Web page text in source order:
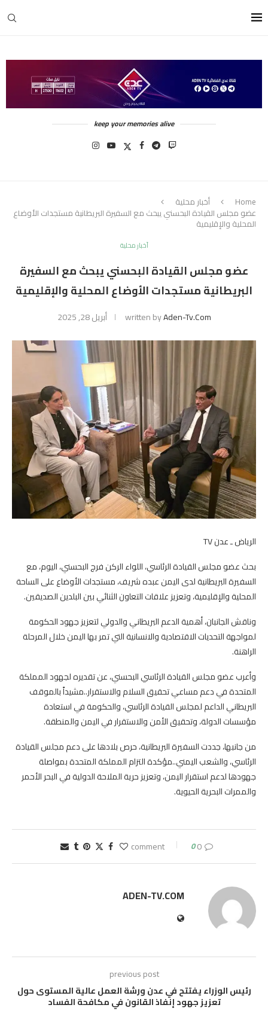
keep your memories alive
Home أخبار محلية
عضو مجلس القيادة البحسني يبحث مع السفيرة البريطانية مستجدات الأوضاع
المحلية والإقليمية
أخبار محلية
عضو مجلس القيادة البحسني يبحث مع السفيرة
البريطانية مستجدات الأوضاع المحلية والإقليمية
written byAden-Tv.com أبريل 28, 2025
الرياض ـ عدن TV
بحث عضو مجلس القيادة الرئاسي، اللواء الركن فرج البحسني، اليوم، مع
السفيرة البريطانية لدى اليمن عبده شريف، مستجدات الأوضاع على الساحة
المحلية والإقليمية، وتعزيز علاقات التعاون الثنائي بين البلدين الصديقين.
وناقش الجانبان، أهمية الدعم البريطاني والدولي لتعزيز جهود الحكومة
لمواجهة التحديات الاقتصادية والانسانية التي تمر بها اليمن خلال المرحلة
الراهنة.
وأعرب عضو مجلس القيادة الرئاسي البحسني، عن تقديره لجهود المملكة
المتحدة في دعم مساعي تحقيق السلام والاستقرار..مشيداً بالموقف
البريطاني الداعم لمجلس القيادة الرئاسي، والحكومة في استعادة
مؤسسات الدولة، وتحقيق الأمن والاستقرار في اليمن والمنطقة.
من جانبها، جددت السفيرة البريطانية، حرص بلادها على دعم مجلس القيادة
الرئاسي، والشعب اليمني..مؤكدة التزام المملكة المتحدة بمواصلة
جهودها لدعم استقرار اليمن، وتعزيز حرية الملاحة الدولية في البحر الأحمر
والممرات البحرية الحيوية.
0 comment
0
ADEN-TV.COM
previous post
رئيس الوزراء يفتتح في عدن ورشة العمل عالية المستوى حول
تعزيز جهود إنفاذ القانون في مكافحة الفساد